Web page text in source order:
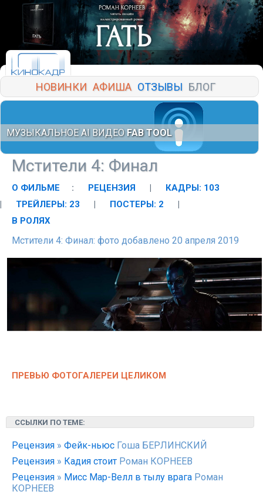
НОВИНКИ АФИША ОТЗЫВЫ БЛОГ
МУЗЫКАЛЬНОЕ AI ВИДЕО FAB TOOL
Мстители 4: Финал
О ФИЛЬМЕ : РЕЦЕНЗИЯ |
КАДРЫ: 103
|
ТРЕЙЛЕРЫ: 23 | ПОСТЕРЫ: 2
|
В РОЛЯХ
Мстители 4: Финал: фото добавлено 20 апреля 2019
ПРЕВЬЮ ФОТОГАЛЕРЕИ ЦЕЛИКОМ
ССЫЛКИ ПО ТЕМЕ:
Рецензия » Фейк-ньюс Гоша БЕРЛИНСКИЙ
Рецензия » Кадия стоит Роман КОРНЕЕВ
Рецензия » Мисс Мар-Велл в тылу врага Роман
КОРНЕЕВ